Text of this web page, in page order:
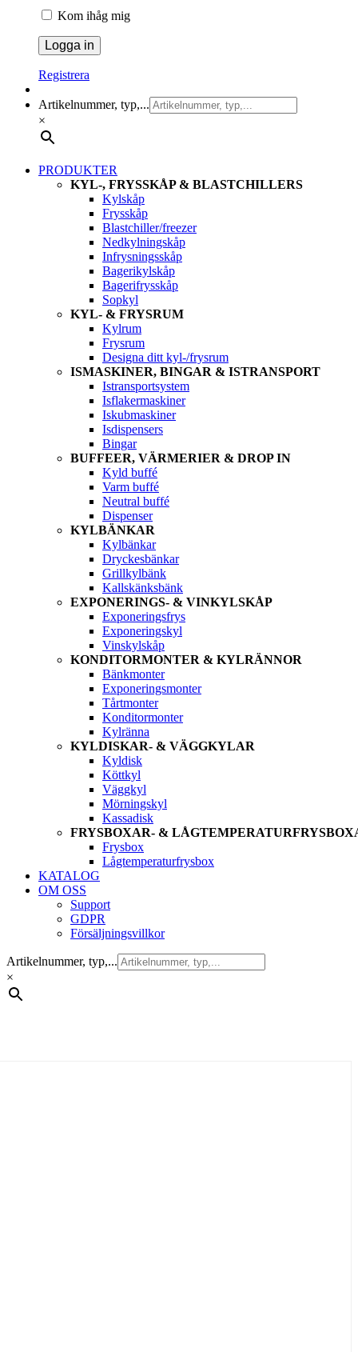
Kom ihåg mig
Registrera
Artikelnummer, typ,...
×
PRODUKTER
KYL-, FRYSSKÅP & BLASTCHILLERS
Kylskåp
Frysskåp
Blastchiller/freezer
Nedkylningskåp
Infrysningsskåp
Bagerikylskåp
Bagerifrysskåp
Sopkyl
KYL- & FRYSRUM
Kylrum
Frysrum
Designa ditt kyl-/frysrum
ISMASKINER, BINGAR & ISTRANSPORT
Istransportsystem
Isflakermaskiner
Iskubmaskiner
Isdispensers
Bingar
BUFFEER, VÄRMERIER & DROP IN
Kyld buffé
Varm buffé
Neutral buffé
Dispenser
KYLBÄNKAR
Kylbänkar
Dryckesbänkar
Grillkylbänk
Kallskänksbänk
EXPONERINGS- & VINKYLSKÅP
Exponeringsfrys
Exponeringskyl
Vinskylskåp
KONDITORMONTER & KYLRÄNNOR
Bänkmonter
Exponeringsmonter
Tårtmonter
Konditormonter
Kylränna
KYLDISKAR- & VÄGGKYLAR
Kyldisk
Köttkyl
Väggkyl
Mörningskyl
Kassadisk
FRYSBOXAR- &
Frysbox
Lågtemperaturfrysbox
KATALOG
OM OSS
Support
GDPR
Försäljningsvillkor
Artikelnummer, typ,...
×